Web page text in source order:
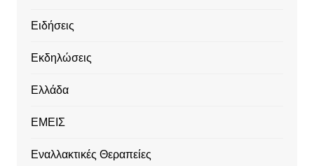
Ειδήσεις
Εκδηλώσεις
Ελλάδα
ΕΜΕΙΣ
Εναλλακτικές Θεραπείες